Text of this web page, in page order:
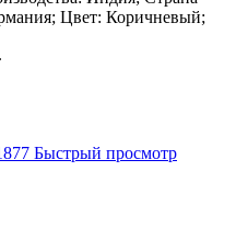
Цвет: Коричневый;
Быстрый просмотр